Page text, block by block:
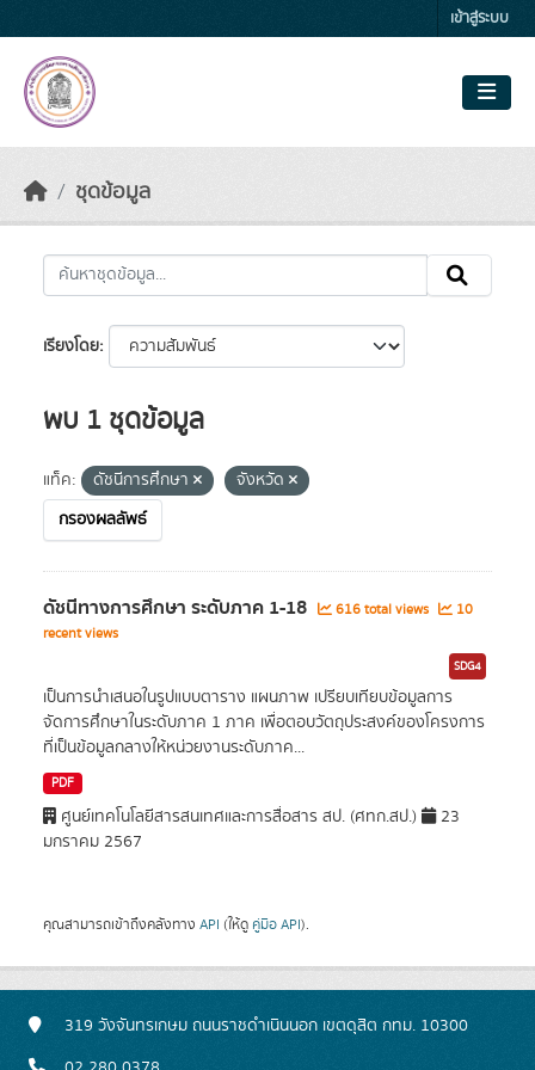
เข้าสู่ระบบ
ชุดข้อมูล
เรียงโดย
พบ 1 ชุดข้อมูล
แท็ค: ดัชนีการศึกษา
จังหวัด
กรองผลลัพธ์
ดัชนีทางการศึกษา ระดับภาค 1-18 616 total views
10
recent views
SDG4
เป็นการนำเสนอในรูปแบบตาราง แผนภาพ เปรียบเทียบข้อมูลการ
จัดการศึกษาในระดับภาค 1 ภาค เพื่อตอบวัตถุประสงค์ของโครงการ
ที่เป็นข้อมูลกลางให้หน่วยงานระดับภาค...
PDF
ศูนย์เทคโนโลยีสารสนเทศและการสื่อสาร สป. (ศทก.สป.)
23
มกราคม 2567
คุณสามารถเข้าถึงคลังทาง API (ให้ดู คู่มือ API).
319 วังจันทรเกษม ถนนราชดำเนินนอก เขตดุสิต กทม. 10300